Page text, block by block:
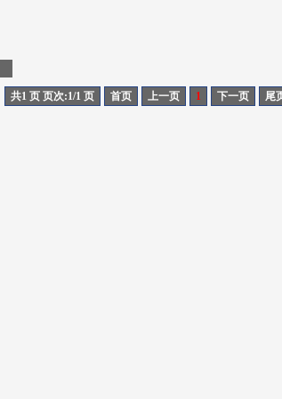
共1 页 页次:1/1 页 首页 上一页 1 下一页 尾